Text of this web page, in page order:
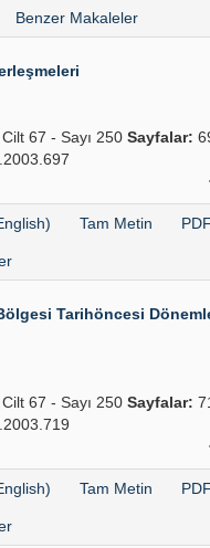
Benzer Makaleler
67 - Sayı 250 Sayfalar:
Tam Metin PDF
Tarihöncesi
67 - Sayı 250 Sayfalar:
Tam Metin PDF